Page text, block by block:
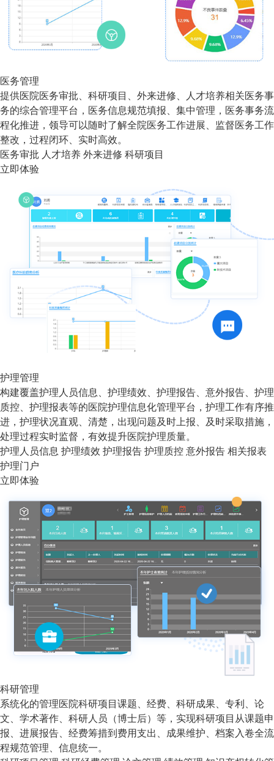
医务管理
提供医院医务审批、科研项目、外来进修、人才培养相关医务事
务的综合管理平台，医务信息规范填报、集中管理，医务事务流
程化推进，领导可以随时了解全院医务工作进展、监督医务工作
整改，过程闭环、实时高效。
医务审批 人才培养 外来进修 科研项目
立即体验
护理管理
构建覆盖护理人员信息、护理绩效、护理报告、意外报告、护理
质控、护理报表等的医院护理信息化管理平台，护理工作有序推
进，护理状况直观、清楚，出现问题及时上报、及时采取措施，
处理过程实时监督，有效提升医院护理质量。
护理人员信息 护理绩效 护理报告 护理质控 意外报告 相关报表
护理门户
立即体验
科研管理
系统化的管理医院科研项目课题、经费、科研成果、专利、论
文、学术著作、科研人员（博士后）等，实现科研项目从课题申
报、进展报告、经费筹措到费用支出、成果维护、档案入卷全流
程规范管理、信息统一。